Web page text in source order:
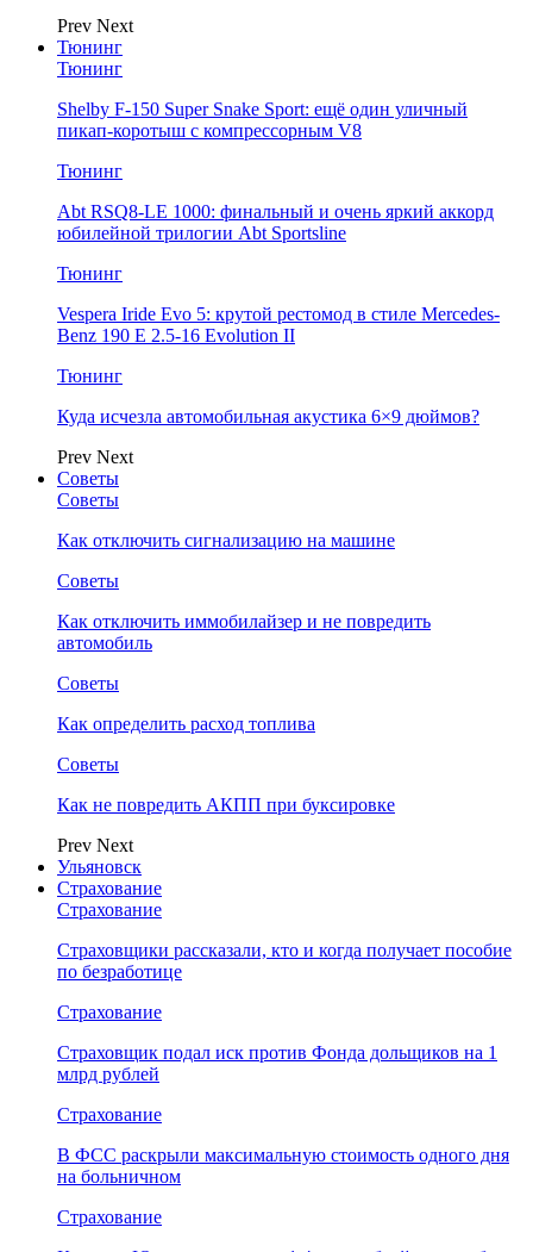
Prev Next
Тюнинг
Тюнинг
Shelby F-150 Super Snake Sport: ещё один уличный
пикап-коротыш с компрессорным V8
Тюнинг
Abt RSQ8-LE 1000: финальный и очень яркий аккорд
юбилейной трилогии Abt Sportsline
Тюнинг
Vespera Iride Evo 5: крутой рестомод в стиле Mercedes-
Benz 190 E 2.5-16 Evolution II
Тюнинг
Куда исчезла автомобильная акустика 6×9 дюймов?
Prev Next
Советы
Советы
Как отключить сигнализацию на машине
Советы
Как отключить иммобилайзер и не повредить
автомобиль
Советы
Как определить расход топлива
Советы
Как не повредить АКПП при буксировке
Prev Next
Ульяновск
Страхование
Страхование
Страховщики рассказали, кто и когда получает пособие
по безработице
Страхование
Страховщик подал иск против Фонда дольщиков на 1
млрд рублей
Страхование
В ФСС раскрыли максимальную стоимость одного дня
на больничном
Страхование